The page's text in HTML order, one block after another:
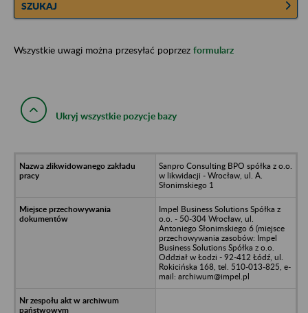
SZUKAJ
Wszystkie uwagi można przesyłać poprzez formularz
Ukryj wszystkie pozycje bazy
Sanpro Consulting BPO spółka z o.o.
w likwidacji - Wrocław, ul. A.
Słonimskiego 1
Impel Business Solutions Spółka z
o.o. - 50-304 Wrocław, ul.
Antoniego Słonimskiego 6 (miejsce
przechowywania zasobów: Impel
Business Solutions Spółka z o.o.
Oddział w Łodzi - 92-412 Łódź, ul.
Rokicińska 168, tel. 510-013-825, e-
mail: archiwum@impel.pl